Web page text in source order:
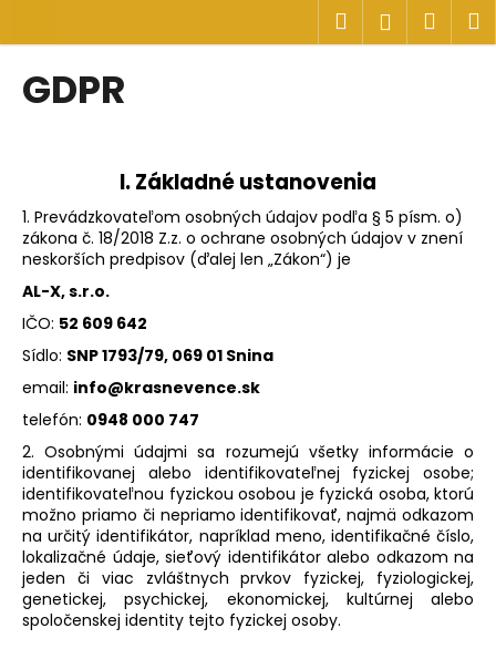
obsah
Hľadať
GDPR
I.Základné ustanovenia
1. Prevádzkovateľom osobných údajov podľa § 5 písm. o)
zákona č. 18/2018 Z.z. o ochrane osobných údajov v znení
neskorších predpisov (ďalej len „Zákon“) je
AL-X, s.r.o.
IČO: 52 609 642
Sídlo: SNP 1793/79, 069 01 Snina
email: info@krasnevence.sk
telefón: 0948 000 747
2. Osobnými údajmi sa rozumejú všetky informácie o
identifikovanej alebo identifikovateľnej fyzickej osobe;
identifikovateľnou fyzickou osobou je fyzická osoba, ktorú
možno priamo či nepriamo identifikovať, najmä odkazom
na určitý identifikátor, napríklad meno, identifikačné číslo,
lokalizačné údaje, sieťový identifikátor alebo odkazom na
jeden či viac zvláštnych prvkov fyzickej, fyziologickej,
genetickej, psychickej, ekonomickej, kultúrnej alebo
spoločenskej identity tejto fyzickej osoby.
o
o
t
r
e
b
u
j
e
t
e
n
á
j
s
ť
?